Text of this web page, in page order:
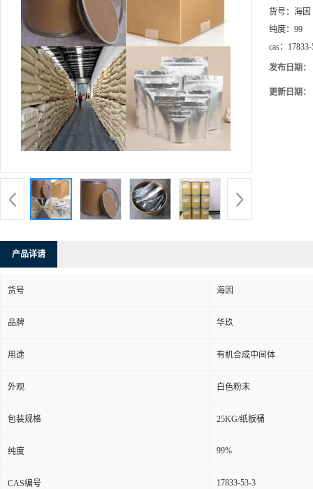
货号： 海因
纯度： 99
cas：
发布日期：
更新日期：
产品详请
货号 海因
品牌 华玖
用途 有机合成中间体
外观 白色粉末
包装规格 25KG/纸板桶
纯度 99%
CAS编号 17833-53-3